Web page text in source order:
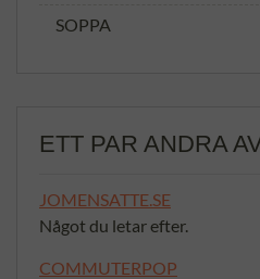
SOPPA
ETT PAR ANDRA
JOMENSATTE.SE
Något du letar efter.
COMMUTERPOP